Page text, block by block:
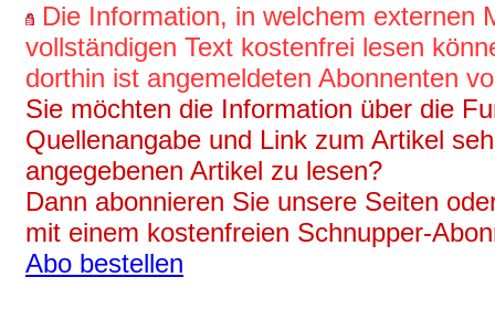
Die Information, in welchem externen
vollständigen Text kostenfrei lesen
dorthin ist angemeldeten Abonnenten
Sie möchten die Information über die
Quellenangabe und Link zum Artikel
angegebenen Artikel zu lesen?
Dann abonnieren Sie unsere Seiten
mit einem kostenfreien Schnupper-
Abo bestellen